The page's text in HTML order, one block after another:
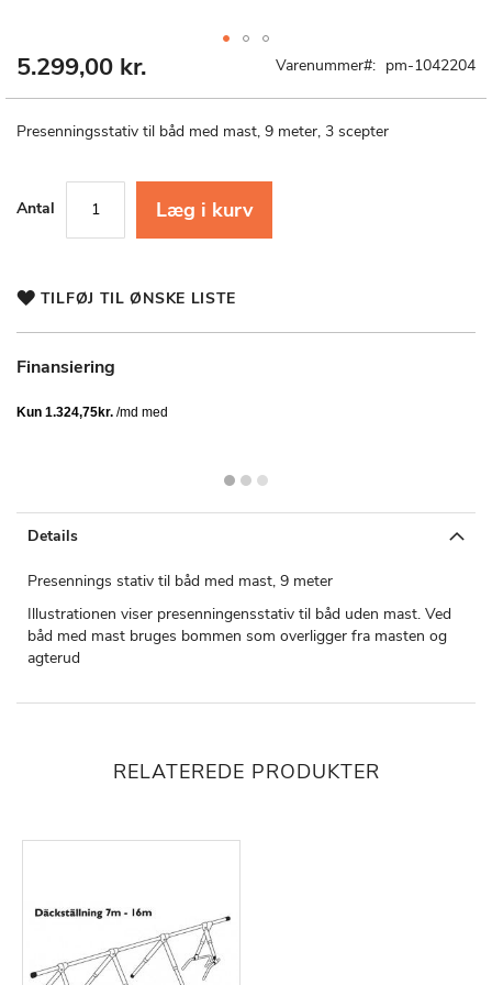
5.299,00 kr. Varenummer pm-1042204
Presenningsstativ til båd med mast, 9 meter, 3 scepter
Antal Læg i kurv
TILFØJ TIL ØNSKE LISTE
Finansiering
Gå
af
Details
Presennings stativ til båd med mast, 9 meter
Illustrationen viser presenningensstativ til båd uden mast. Ved
båd med mast bruges bommen som overligger fra masten og
agterud
RELATEREDE PRODUKTER